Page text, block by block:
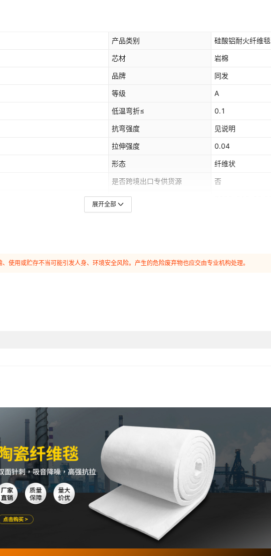
产品类别 硅酸铝耐火纤维毯
芯材 岩棉
品牌 同发
等级 A
低温弯折≤ 0.1
抗弯强度 见说明
拉伸强度 0.04
形态 纤维状
是否跨境出口专供货源 否
规格
展开全部
用或贮存不当可能引发人身、环境安全风险。产生的危险废弃物也应交由专业机构处理。